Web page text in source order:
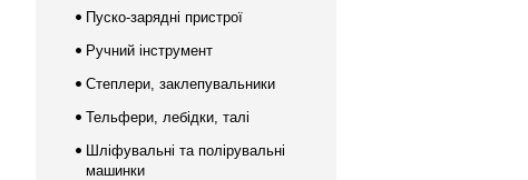
Пуско-зарядні пристрої
Ручний інструмент
Степлери, заклепувальники
Тельфери, лебідки, талі
Шліфувальні та полірувальні
машинки